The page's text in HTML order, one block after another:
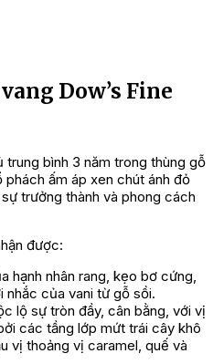
Dow’s Fine
trung bình 3 năm trong thùng gỗ
ấm áp xen chút ánh đỏ
trưởng thành và phong cách
được:
hạnh nhân rang, kẹo bơ cứng,
của vani từ gỗ sồi.
lộ sự tròn đầy, cân bằng, với vị
các tầng lớp mứt trái cây khô
vị thoảng vị caramel, quế và